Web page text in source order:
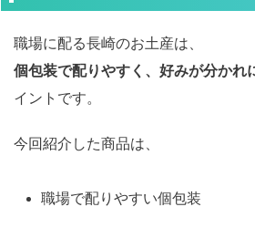
職場に配る長崎のお土産は、
個包装で配りやすく、好みが分かれ
イントです。
今回紹介した商品は、
職場で配りやすい個包装